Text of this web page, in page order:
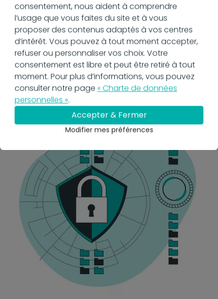
L’archivage électronique assure également un
archivage conforme aux normes en vigueur,
telles que le RGPD ou le Code du commerce.
L'archivage électronique devient ainsi un levier
stratégique pour garantir la conservation des
documents dans le respect des obligations
légales.
Je cherche un outil conforme et sécurisé
consentement, nous aident à comprendre
l’usage que vous faites du site et à vous
proposer des contenus adaptés à vos centres
d’intérêt. Vous pouvez à tout moment accepter,
refuser ou personnaliser vos choix. Votre
consentement est libre et peut être retiré à tout
moment. Pour plus d’informations, vous pouvez
consulter notre page « Charte de données
personnelles ».
Accepter & Fermer
Modifier mes préférences